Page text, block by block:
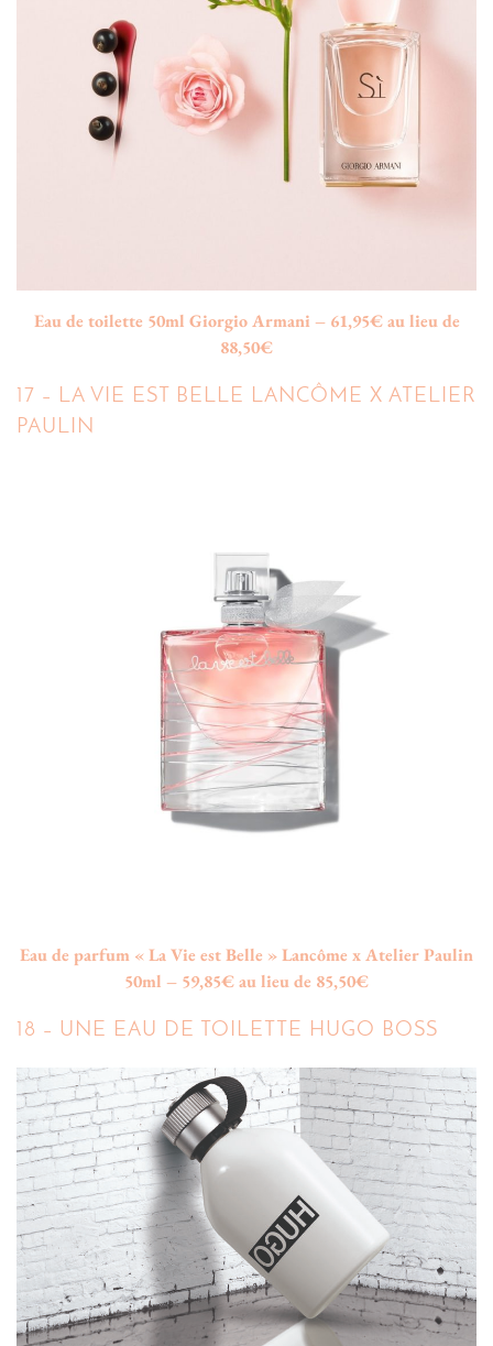
Eau de toilette 50ml Giorgio Armani – 61,95€ au lieu de
88,50€
17 – LA VIE EST BELLE LANCÔME X ATELIER
PAULIN
Eau de parfum « La Vie est Belle » Lancôme x Atelier Paulin
50ml – 59,85€ au lieu de 85,50€
18 – UNE EAU DE TOILETTE HUGO BOSS